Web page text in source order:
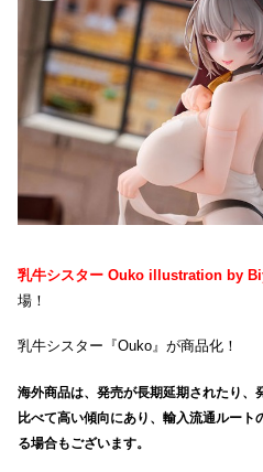
乳牛シスター Ouko illustration by
場！
乳牛シスター『Ouko』が商品化！
海外商品は、発売が長期延期されたり、
比べて高い傾向にあり、輸入流通ルー
る場合もございます。